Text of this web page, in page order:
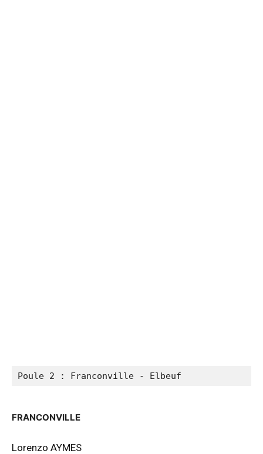
Poule 2 : Franconville - Elbeuf
FRANCONVILLE
Lorenzo AYMES